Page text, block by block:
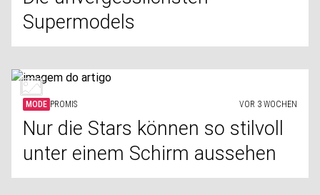
Supermodels
MODE PROMIS VOR 3 WOCHEN
Nur die Stars können so stilvoll
unter einem Schirm aussehen